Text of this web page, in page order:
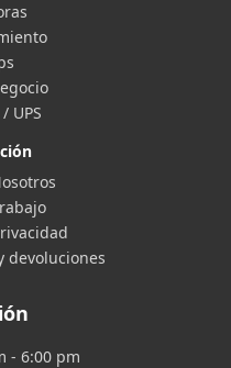
UPS
devoluciones
- 6:00 pm